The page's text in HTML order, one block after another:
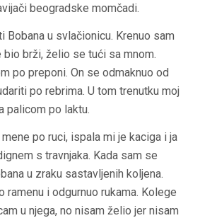
beogradske momčadi.
Bobana u svlačionicu. Krenuo sam
bio brži, želio se tući sa mnom.
po preponi. On se odmaknuo od
po rebrima. U tom trenutku moj
palicom po laktu.
po ruci, ispala mi je kaciga i ja
s travnjaka. Kada sam se
u zraku sastavljenih koljena.
ramenu i odgurnuo rukama. Kolege
u njega, no nisam želio jer nisam